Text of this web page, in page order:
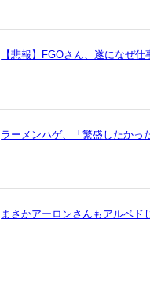
【悲報】FGOさん、遂になぜ
ラーメンハゲ、「繁盛したかっ
まさかアーロンさんもアルベ